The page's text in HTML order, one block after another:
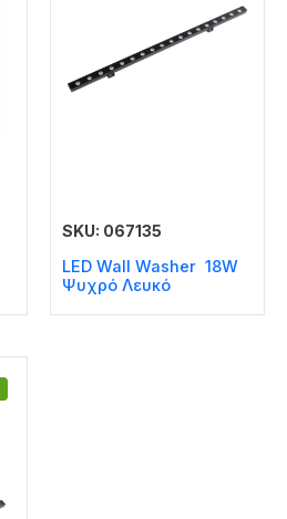
SKU: 067135
LED Wall Washer 18W
Ψυχρό Λευκό